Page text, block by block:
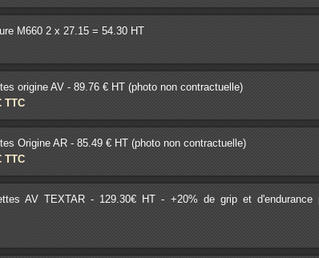
M660 2 x 27.15 = 54.30 HT
origine AV - 89.76 € HT (photo non contractuelle)
TTC
Origine AR - 85.49 € HT (photo non contractuelle)
TTC
AV TEXTAR - 129.30€ HT - +20% de grip et